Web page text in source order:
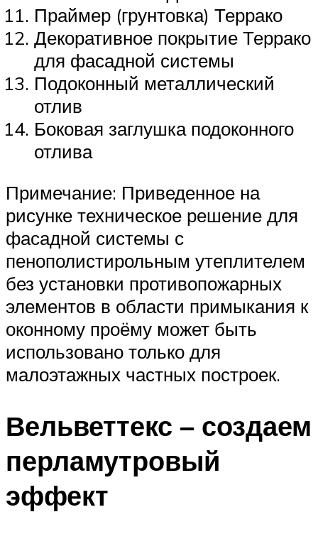
Праймер (грунтовка) Террако
Декоративное покрытие Террако
для фасадной системы
Подоконный металлический
отлив
Боковая заглушка подоконного
отлива
Примечание: Приведенное на
рисунке техническое решение для
фасадной системы с
пенополистирольным утеплителем
без установки противопожарных
элементов в области примыкания к
оконному проёму может быть
использовано только для
малоэтажных частных построек.
Вельветтекс – создаем
перламутровый
эффект